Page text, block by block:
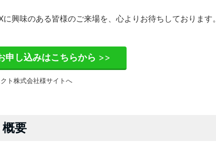
興味のある皆様のご来場を、心よりお待ちしております。
申し込みはこちらから >>
ト株式会社様サイトへ
要